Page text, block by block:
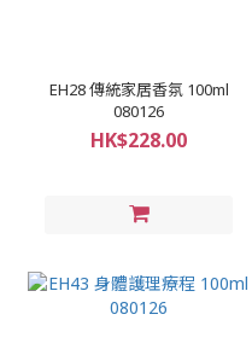
EH28 傳統家居香氛 100ml
080126
HK$228.00